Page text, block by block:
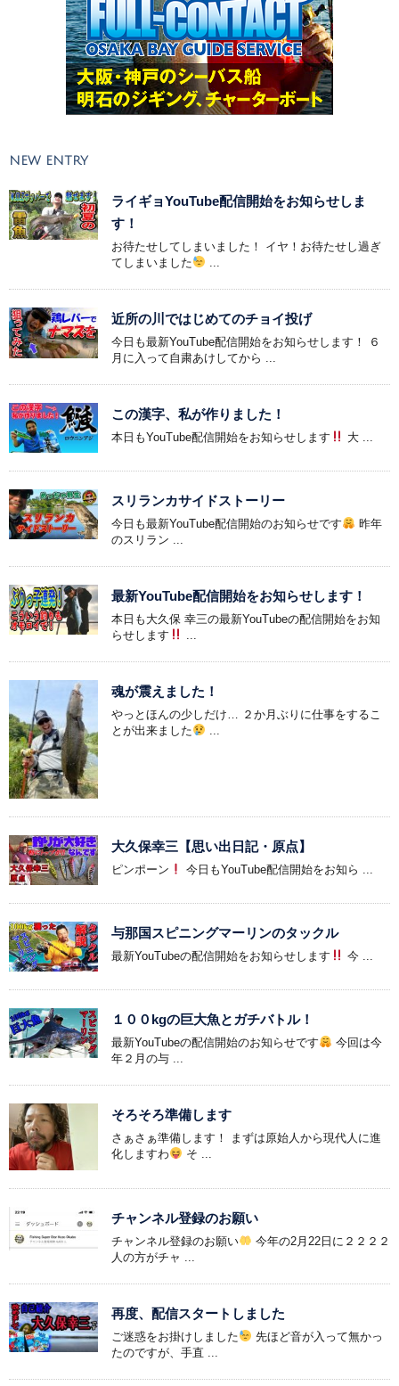
NEW ENTRY
ライギョYouTube配信開始をお知らせしま
す！
お待たせしてしまいました！ イヤ！お待たせし過ぎ
てしまいました
近所の川ではじめてのチョイ投げ
今日も最新YouTube配信開始をお知らせします！ ６
月に入って自粛あけしてから ...
この漢字、私が作りました！
本日もYouTube配信開始をお知らせします 大 ...
スリランカサイドストーリー
今日も最新YouTube配信開始のお知らせです
昨年
のスリラン ...
最新YouTube配信開始をお知らせします！
本日も大久保 幸三の最新YouTubeの配信開始をお知
らせします
魂が震えました！
やっとほんの少しだけ… ２か月ぶりに仕事をするこ
とが出来ました
大久保幸三【思い出日記・原点】
ピンポーン 今日もYouTube配信開始をお知ら ...
与那国スピニングマーリンのタックル
最新YouTubeの配信開始をお知らせします 今 ...
１００kgの巨大魚とガチバトル！
最新YouTubeの配信開始のお知らせです
今回は今
年２月の与 ...
そろそろ準備します
さぁさぁ準備します！ まずは原始人から現代人に進
化しますわ
そ ...
チャンネル登録のお願い
チャンネル登録のお願い
今年の2月22日に２２２２
人の方がチャ ...
再度、配信スタートしました
ご迷惑をお掛けしました
先ほど音が入って無かっ
たのですが、手直 ...